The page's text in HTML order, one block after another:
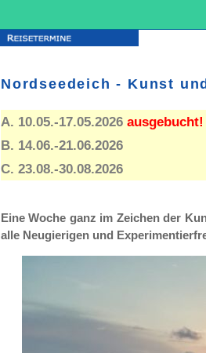
Nordseedeich - Kunst
A. 10.05.-17.05.2026
B. 14.06.-21.06.2026
C. 23.08.-30.08.2026
Eine Woche ganz im Zeichen der
alle Neugierigen und